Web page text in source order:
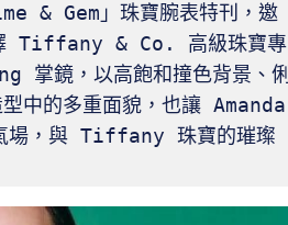
& Gem」珠寶腕表特刊，邀
Tiffany & Co. 高級珠寶專
掌鏡，以高飽和撞色背景、俐
中的多重面貌，也讓 Amanda
場，與 Tiffany 珠寶的璀璨